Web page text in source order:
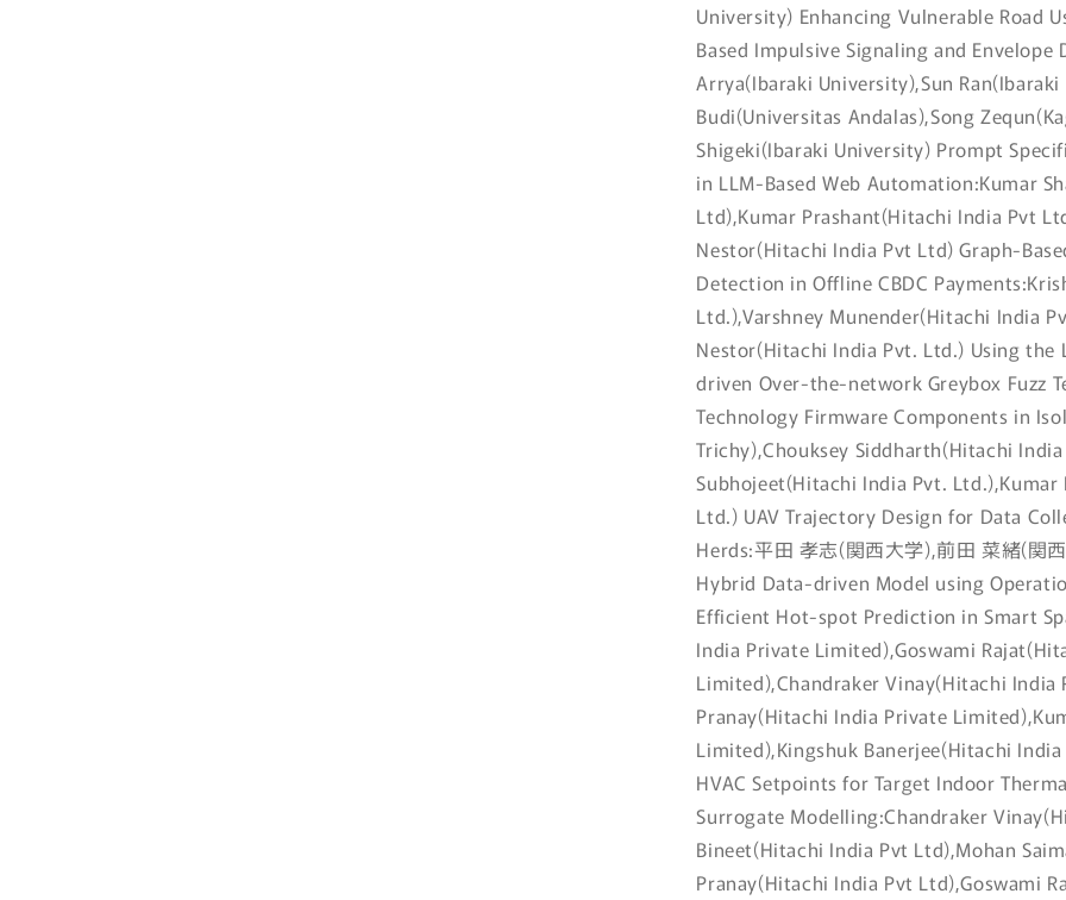
University) Enhancing Vulnerable Road
Based Impulsive Signaling and Envelope
Arrya(Ibaraki University),Sun
Budi(Universitas Andalas),Song
Shigeki(Ibaraki University) Prompt
in LLM-Based Web Automation:Kumar
Ltd),Kumar Prashant(Hitachi India Pvt
Nestor(Hitachi India Pvt Ltd) Graph-
Detection in Offline CBDC
Ltd.),Varshney Munender(Hitachi India
Nestor(Hitachi India Pvt. Ltd.) Using the
driven Over-the-network Greybox Fuzz
Technology Firmware Components in
Trichy),Chouksey Siddharth(Hitachi
Subhojeet(Hitachi India Pvt.
Ltd.) UAV Trajectory Design for Data
Herds:平田 孝志(関西大学),前田 菜緒(関
Hybrid Data-driven Model using
Efficient Hot-spot Prediction in Smart
India Private Limited),Goswami
Limited),Chandraker Vinay(Hitachi India
Pranay(Hitachi India Private
Limited),Kingshuk Banerjee(Hitachi
HVAC Setpoints for Target Indoor
Surrogate Modelling:Chandraker
Bineet(Hitachi India Pvt Ltd),Mohan
Pranay(Hitachi India Pvt Ltd),Goswami